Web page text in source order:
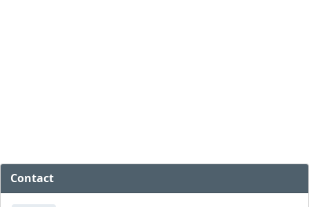
Contact